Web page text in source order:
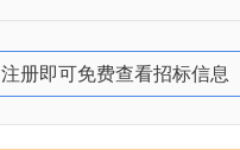
注册即可免费查看招标信息